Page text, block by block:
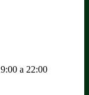
a 22:00